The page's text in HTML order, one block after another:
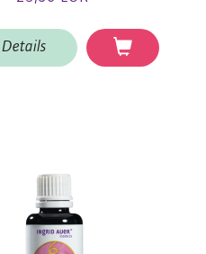
Details